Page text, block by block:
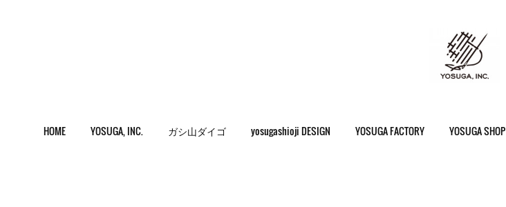
HOME YOSUGA, INC. ガシ山ダイゴ yosugashioji DESIGN YOSUGA FACTORY YOSUGA SHOP